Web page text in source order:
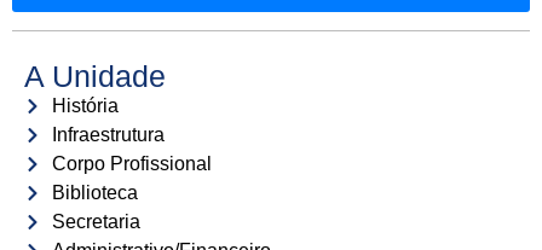
A Unidade
História
Infraestrutura
Corpo Profissional
Biblioteca
Secretaria